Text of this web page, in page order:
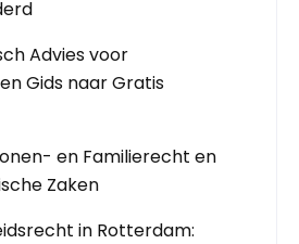
Advies voor
Gids naar Gratis
en Familierecht en
Zaken
in Rotterdam: